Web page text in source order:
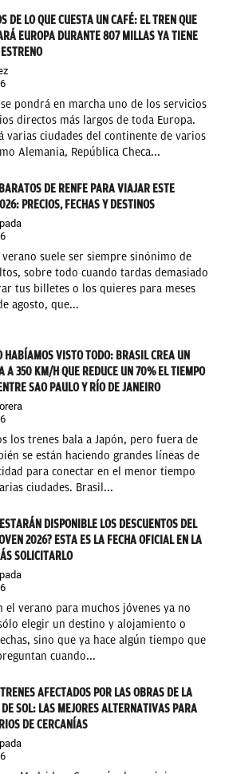
DE LO QUE CUESTA UN CAFÉ: EL TREN QUE
EUROPA DURANTE 807 MILLAS YA TIENE
se pondrá en marcha uno de los servicios
directos más largos de toda Europa.
varias ciudades del continente de varios
Alemania, República Checa...
DE RENFE PARA VIAJAR ESTE
PRECIOS, FECHAS Y DESTINOS
suele ser siempre sinónimo de
sobre todo cuando tardas demasiado
tus billetes o los quieres para meses
agosto, que...
HABÍAMOS VISTO TODO: BRASIL CREA UN
A 350 KM/H QUE REDUCE UN 70% EL TIEMPO
SAO PAULO Y RÍO DE JANEIRO
los trenes bala a Japón, pero fuera de
se están haciendo grandes líneas de
para conectar en el menor tiempo
ciudades. Brasil...
DISPONIBLE LOS DESCUENTOS DEL
2026? ESTA ES LA FECHA OFICIAL EN LA
SOLICITARLO
el verano para muchos jóvenes ya no
elegir un destino y alojamiento o
sino que ya hace algún tiempo que
cuando...
AFECTADOS POR LAS OBRAS DE LA
SOL: LAS MEJORES ALTERNATIVAS PARA
DE CERCANÍAS